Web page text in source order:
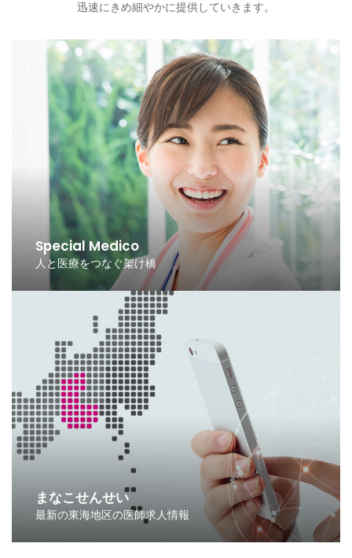
迅速にきめ細やかに提供していきます。
Special Medico
人と医療をつなぐ架け橋
まなこせんせい
最新の東海地区の医師求人情報